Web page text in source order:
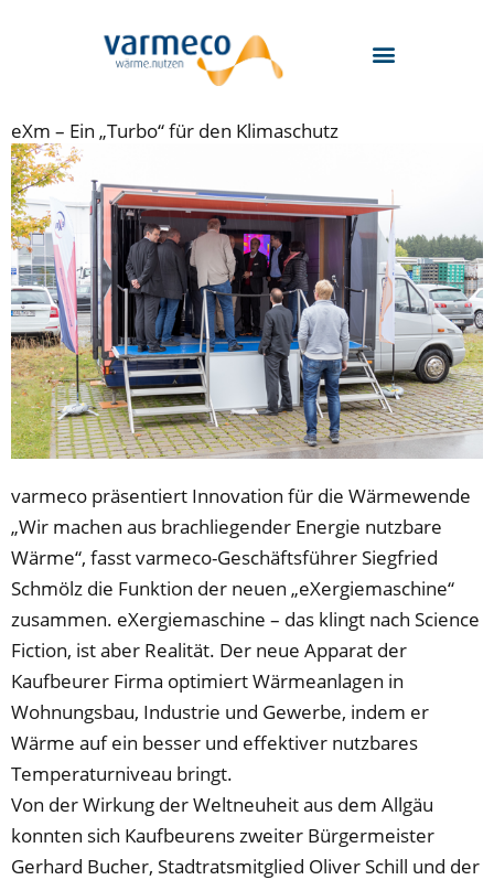
eXm – Ein „Turbo“ für den Klimaschutz
varmeco präsentiert Innovation für die Wärmewende
„Wir machen aus brachliegender Energie nutzbare
Wärme“, fasst varmeco-Geschäftsführer Siegfried
Schmölz die Funktion der neuen „eXergiemaschine“
zusammen. eXergiemaschine – das klingt nach Science
Fiction, ist aber Realität. Der neue Apparat der
Kaufbeurer Firma optimiert Wärmeanlagen in
Wohnungsbau, Industrie und Gewerbe, indem er
Wärme auf ein besser und effektiver nutzbares
Temperaturniveau bringt.
Von der Wirkung der Weltneuheit aus dem Allgäu
konnten sich Kaufbeurens zweiter Bürgermeister
Gerhard Bucher, Stadtratsmitglied Oliver Schill und der